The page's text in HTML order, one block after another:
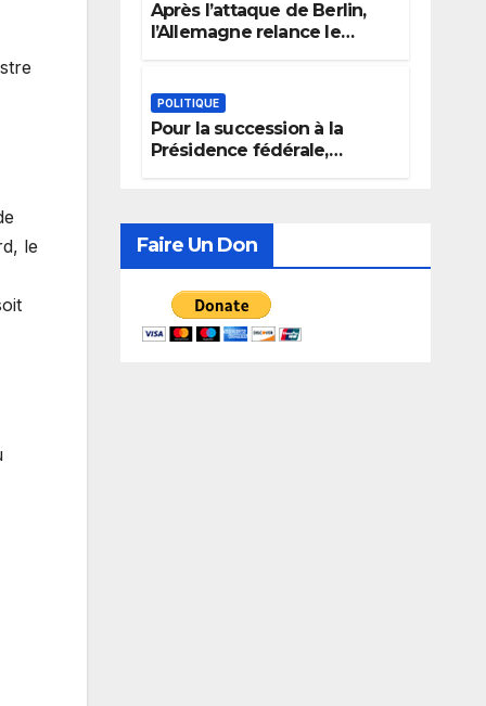
le
Après l’attaque de Berlin,
l’Allemagne relance le
POLITIQUE
Pour la succession à la
Présidence fédérale,
recherche de consensus
Faire Un Don